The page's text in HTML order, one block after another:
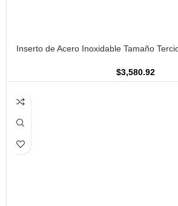
Inserto de Acero Inoxidable Tamaño
$3,580.92